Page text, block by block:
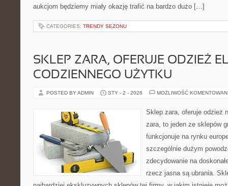
aukcjom będziemy miały okazję trafić na bardzo dużo […]
CATEGORIES: TRENDY SEZONU
SKLEP ZARA, OFERUJE ODZIEŻ
CODZIENNEGO UŻYTKU
POSTED BY ADMIN STY - 2 - 2026 MOŻLIWOŚĆ
Sklep zara, oferuje odzież
zara, to jeden ze sklepów
funkcjonuje na rynku
szczególnie dużym
zdecydowanie na
rzecz jasna są ubrania.